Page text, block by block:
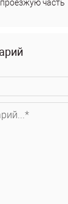
часть